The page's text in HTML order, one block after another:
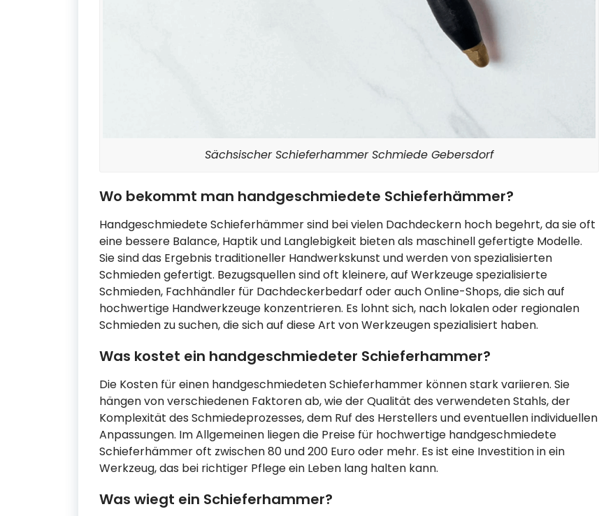
Sächsischer Schieferhammer Schmiede Gebersdorf
Wo bekommt man handgeschmiedete Schieferhämmer?
Handgeschmiedete Schieferhämmer sind bei vielen Dachdeckern hoch begehrt, da sie oft
eine bessere Balance, Haptik und Langlebigkeit bieten als maschinell gefertigte Modelle.
Sie sind das Ergebnis traditioneller Handwerkskunst und werden von spezialisierten
Schmieden gefertigt. Bezugsquellen sind oft kleinere, auf Werkzeuge spezialisierte
Schmieden, Fachhändler für Dachdeckerbedarf oder auch Online-Shops, die sich auf
hochwertige Handwerkzeuge konzentrieren. Es lohnt sich, nach lokalen oder regionalen
Schmieden zu suchen, die sich auf diese Art von Werkzeugen spezialisiert haben.
Was kostet ein handgeschmiedeter Schieferhammer?
Die Kosten für einen handgeschmiedeten Schieferhammer können stark variieren. Sie
hängen von verschiedenen Faktoren ab, wie der Qualität des verwendeten Stahls, der
Komplexität des Schmiedeprozesses, dem Ruf des Herstellers und eventuellen individuellen
Anpassungen. Im Allgemeinen liegen die Preise für hochwertige handgeschmiedete
Schieferhämmer oft zwischen 80 und 200 Euro oder mehr. Es ist eine Investition in ein
Werkzeug, das bei richtiger Pflege ein Leben lang halten kann.
Was wiegt ein Schieferhammer?